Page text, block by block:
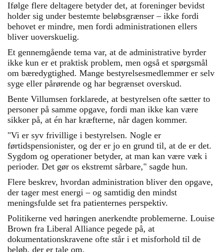
Ifølge flere deltagere betyder det, at foreninger bevidst
holder sig under bestemte beløbsgrænser – ikke fordi
behovet er mindre, men fordi administrationen ellers
bliver uoverskuelig.
Et gennemgående tema var, at de administrative byrder
ikke kun er et praktisk problem, men også et spørgsmål
om bæredygtighed. Mange bestyrelsesmedlemmer er selv
syge eller pårørende og har begrænset overskud.
Bente Villumsen forklarede, at bestyrelsen ofte sætter to
personer på samme opgave, fordi man ikke kan være
sikker på, at én har kræfterne, når dagen kommer.
"Vi er syv frivillige i bestyrelsen. Nogle er
førtidspensionister, og der er jo en grund til, at de er det.
Sygdom og operationer betyder, at man kan være væk i
perioder. Det gør os ekstremt sårbare," sagde hun.
Flere beskrev, hvordan administration bliver den opgave,
der tager mest energi – og samtidig den mindst
meningsfulde set fra patienternes perspektiv.
Politikerne ved høringen anerkendte problemerne. Louise
Brown fra Liberal Alliance pegede på, at
dokumentationskravene ofte står i et misforhold til de
beløb, der er tale om.